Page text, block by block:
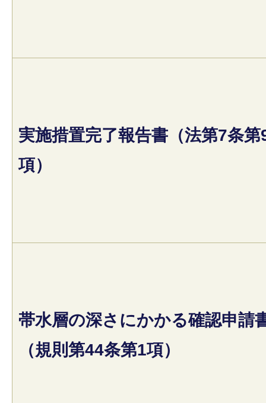
実施措置完了報告書（法第7条第
項）
帯水層の深さにかかる確認申請
（規則第44条第1項）